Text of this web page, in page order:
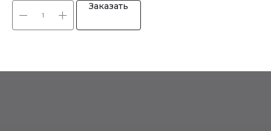
Заказать